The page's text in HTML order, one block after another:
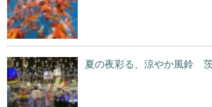
夏の夜彩る、涼やか風鈴